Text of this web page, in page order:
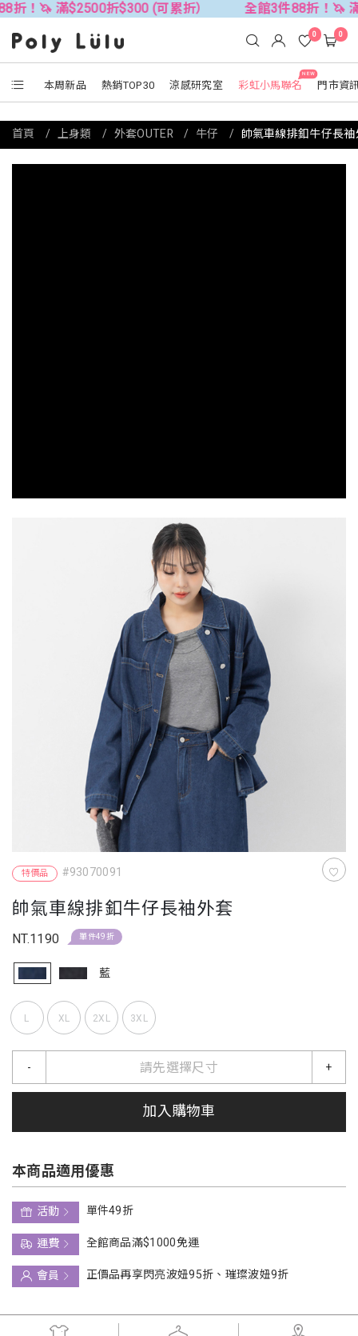
折$300 (可累折） 全館3件88折！🦄 滿$2500折
本周新品 熱銷TOP30 涼感研究室
NEW
彩虹小馬聯名 門市資
0 0
特價品 #93070091
帥氣車線排釦牛仔長袖外套
NT.1190 單件49折
藍
L XL 2XL 3XL
請先選擇尺寸
- +
加入購物車
本商品適用優惠
活動
單件49折
運費
全館商品滿$1000免運
會員
正價品再享閃亮波妞95折、璀璨波妞9折
首頁 上身類 外套OUTER 牛仔 帥氣車線排釦牛仔長